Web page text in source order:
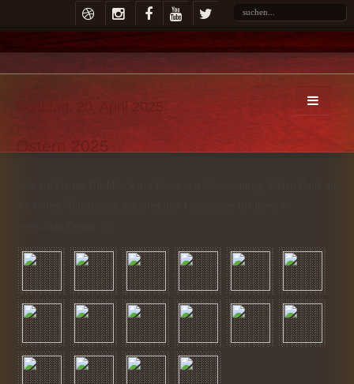
Sonntag, 20. April 2025
Ostern 2025